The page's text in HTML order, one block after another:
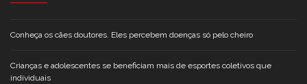
Conheça os cães doutores. Eles percebem doenças só pelo cheiro
Crianças e adolescentes se beneficiam mais de esportes coletivos que
individuais